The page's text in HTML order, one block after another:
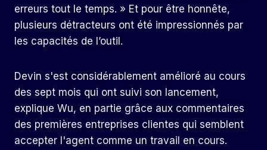
erreurs tout le temps. » Et pour être honnête,
plusieurs détracteurs ont été impressionnés par
les capacités de l’outil.
Devin s'est considérablement amélioré au cours
des sept mois qui ont suivi son lancement,
explique Wu, en partie grâce aux commentaires
des premières entreprises clientes qui semblent
accepter l'agent comme un travail en cours.